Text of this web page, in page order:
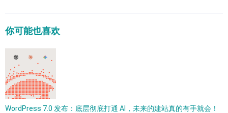
你可能也喜欢
WordPress 7.0 发布：底层彻底打通 AI，未来的建站真的有手就会！